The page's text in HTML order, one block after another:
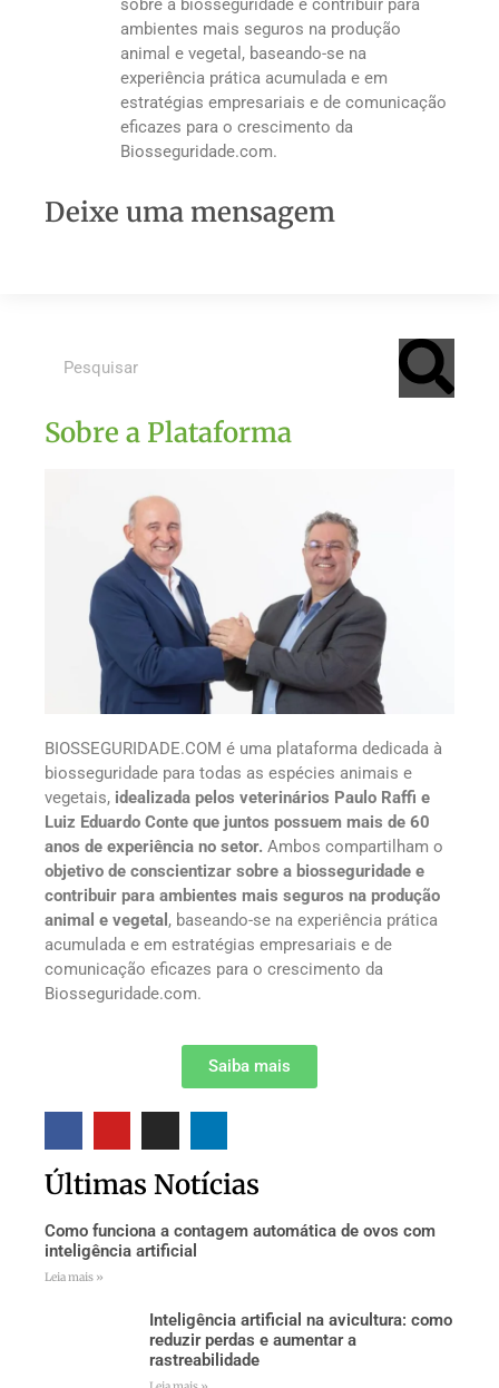
sobre a biosseguridade e contribuir para
ambientes mais seguros na produção
animal e vegetal, baseando-se na
experiência prática acumulada e em
estratégias empresariais e de comunicação
eficazes para o crescimento da
Biosseguridade.com.
Deixe uma mensagem
Sobre a Plataforma
BIOSSEGURIDADE.COM é uma plataforma dedicada à
biosseguridade para todas as espécies animais e
vegetais, idealizada pelos veterinários Paulo Raffi e
Luiz Eduardo Conte que juntos possuem mais de 60
anos de experiência no setor. Ambos compartilham o
objetivo de conscientizar sobre a biosseguridade e
contribuir para ambientes mais seguros na produção
animal e vegetal , baseando-se na experiência prática
acumulada e em estratégias empresariais e de
comunicação eficazes para o crescimento da
Biosseguridade.com.
Saiba mais
Últimas Notícias
Como funciona a contagem automática de ovos com
inteligência artificial
Leia mais »
Inteligência artificial na avicultura: como
reduzir perdas e aumentar a
rastreabilidade